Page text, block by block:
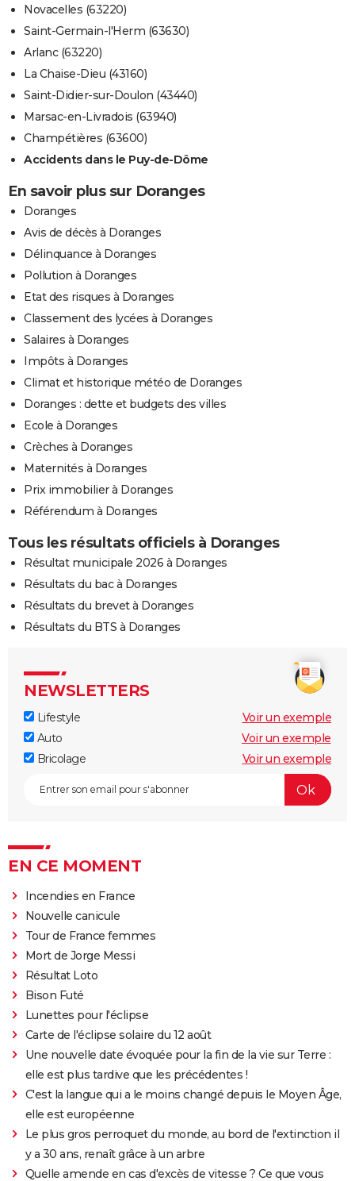
Novacelles (63220)
Saint-Germain-l'Herm (63630)
Arlanc (63220)
La Chaise-Dieu (43160)
Saint-Didier-sur-Doulon (43440)
Marsac-en-Livradois (63940)
Champétières (63600)
Accidents dans le Puy-de-Dôme
En savoir plus sur Doranges
Doranges
Avis de décès à Doranges
Délinquance à Doranges
Pollution à Doranges
Etat des risques à Doranges
Classement des lycées à Doranges
Salaires à Doranges
Impôts à Doranges
Climat et historique météo de Doranges
Doranges : dette et budgets des villes
Ecole à Doranges
Crèches à Doranges
Maternités à Doranges
Prix immobilier à Doranges
Référendum à Doranges
Tous les résultats officiels à Doranges
Résultat municipale 2026 à Doranges
Résultats du bac à Doranges
Résultats du brevet à Doranges
Résultats du BTS à Doranges
NEWSLETTERS
Lifestyle
Voir un exemple
Auto
Voir un exemple
Bricolage
Voir un exemple
EN CE MOMENT
Incendies en France
Nouvelle canicule
Tour de France femmes
Mort de Jorge Messi
Résultat Loto
Bison Futé
Lunettes pour l'éclipse
Carte de l'éclipse solaire du 12 août
Une nouvelle date évoquée pour la fin de la vie sur Terre :
elle est plus tardive que les précédentes !
C'est la langue qui a le moins changé depuis le Moyen Âge,
elle est européenne
Le plus gros perroquet du monde, au bord de l'extinction il
y a 30 ans, renaît grâce à un arbre
Quelle amende en cas d'excès de vitesse ? Ce que vous